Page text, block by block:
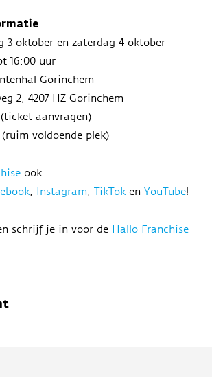
3 oktober en zaterdag 4 oktober
16:00 uur
Gorinchem
2, 4207 HZ Gorinchem
aanvragen)
voldoende plek)
ook
, Instagram, TikTok en YouTube!
schrijf je in voor de Hallo Franchise